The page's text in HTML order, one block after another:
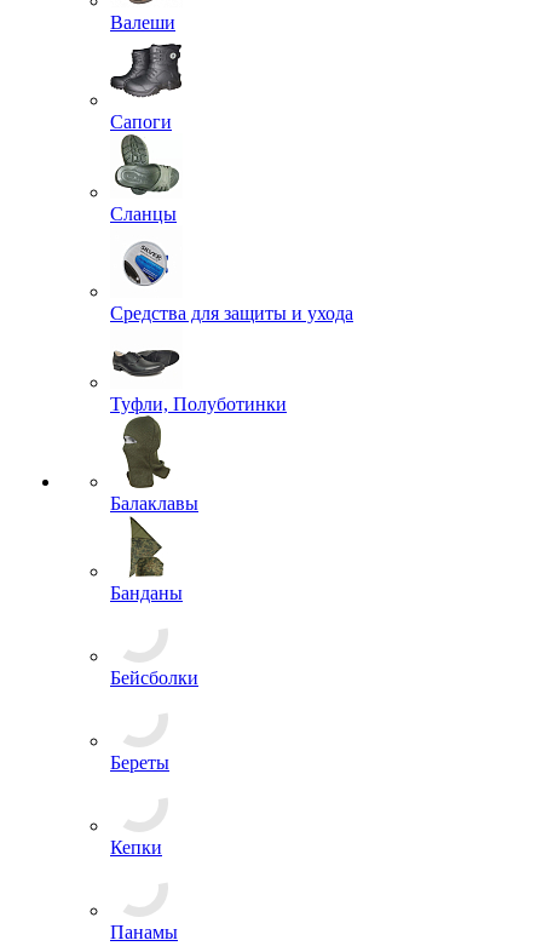
Кители
Комбинезоны
Костюмы
Куртки
Маскхалаты, Горки
Платья, Юбки
Плащи, Дождевики
Рубашки
Тельняшки